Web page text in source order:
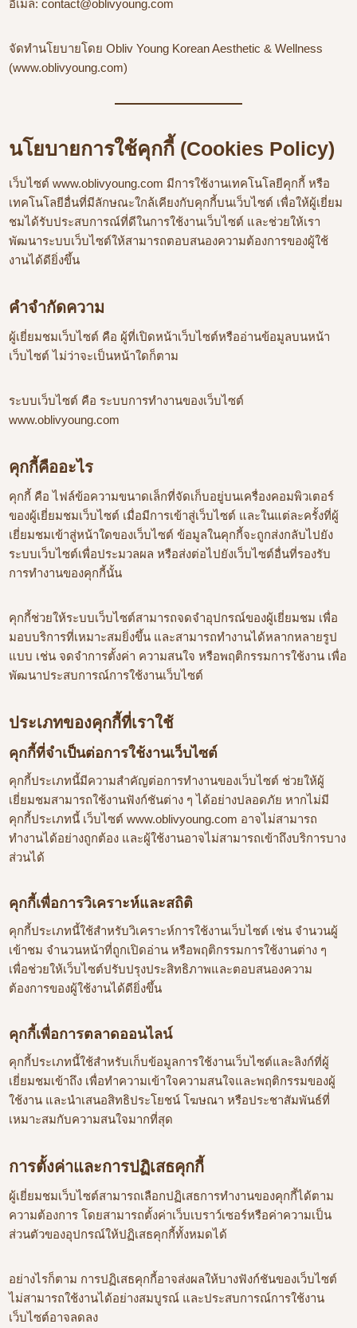
อีเมล:contact@oblivyoung.com
จัดทำนโยบายโดย Obliv Young Korean Aesthetic & Wellness
(www.oblivyoung.com)
นโยบายการใช้คุกกี้ (Cookies Policy)
เว็บไซต์ www.oblivyoung.com มีการใช้งานเทคโนโลยีคุกกี้ หรือ
เทคโนโลยีอื่นที่มีลักษณะใกล้เคียงกับคุกกี้บนเว็บไซต์ เพื่อให้ผู้เยี่ยม
ชมได้รับประสบการณ์ที่ดีในการใช้งานเว็บไซต์ และช่วยให้เรา
พัฒนาระบบเว็บไซต์ให้สามารถตอบสนองความต้องการของผู้ใช้
งานได้ดียิ่งขึ้น
คำจำกัดความ
ผู้เยี่ยมชมเว็บไซต์ คือ ผู้ที่เปิดหน้าเว็บไซต์หรืออ่านข้อมูลบนหน้า
เว็บไซต์ ไม่ว่าจะเป็นหน้าใดก็ตาม
ระบบเว็บไซต์ คือ ระบบการทำงานของเว็บไซต์
www.oblivyoung.com
คุกกี้คืออะไร
คุกกี้ คือ ไฟล์ข้อความขนาดเล็กที่จัดเก็บอยู่บนเครื่องคอมพิวเตอร์
ของผู้เยี่ยมชมเว็บไซต์ เมื่อมีการเข้าสู่เว็บไซต์ และในแต่ละครั้งที่ผู้
เยี่ยมชมเข้าสู่หน้าใดของเว็บไซต์ ข้อมูลในคุกกี้จะถูกส่งกลับไปยัง
ระบบเว็บไซต์เพื่อประมวลผล หรือส่งต่อไปยังเว็บไซต์อื่นที่รองรับ
การทำงานของคุกกี้นั้น
คุกกี้ช่วยให้ระบบเว็บไซต์สามารถจดจำอุปกรณ์ของผู้เยี่ยมชม เพื่อ
มอบบริการที่เหมาะสมยิ่งขึ้น และสามารถทำงานได้หลากหลายรูป
แบบ เช่น จดจำการตั้งค่า ความสนใจ หรือพฤติกรรมการใช้งาน เพื่อ
พัฒนาประสบการณ์การใช้งานเว็บไซต์
ประเภทของคุกกี้ที่เราใช้
คุกกี้ที่จำเป็นต่อการใช้งานเว็บไซต์
คุกกี้ประเภทนี้มีความสำคัญต่อการทำงานของเว็บไซต์ ช่วยให้ผู้
เยี่ยมชมสามารถใช้งานฟังก์ชันต่าง ๆ ได้อย่างปลอดภัย หากไม่มี
คุกกี้ประเภทนี้ เว็บไซต์ www.oblivyoung.com อาจไม่สามารถ
ทำงานได้อย่างถูกต้อง และผู้ใช้งานอาจไม่สามารถเข้าถึงบริการบาง
ส่วนได้
คุกกี้เพื่อการวิเคราะห์และสถิติ
คุกกี้ประเภทนี้ใช้สำหรับวิเคราะห์การใช้งานเว็บไซต์ เช่น จำนวนผู้
เข้าชม จำนวนหน้าที่ถูกเปิดอ่าน หรือพฤติกรรมการใช้งานต่าง ๆ
เพื่อช่วยให้เว็บไซต์ปรับปรุงประสิทธิภาพและตอบสนองความ
ต้องการของผู้ใช้งานได้ดียิ่งขึ้น
คุกกี้เพื่อการตลาดออนไลน์
คุกกี้ประเภทนี้ใช้สำหรับเก็บข้อมูลการใช้งานเว็บไซต์และลิงก์ที่ผู้
เยี่ยมชมเข้าถึง เพื่อทำความเข้าใจความสนใจและพฤติกรรมของผู้
ใช้งาน และนำเสนอสิทธิประโยชน์ โฆษณา หรือประชาสัมพันธ์ที่
เหมาะสมกับความสนใจมากที่สุด
การตั้งค่าและการปฏิเสธคุกกี้
ผู้เยี่ยมชมเว็บไซต์สามารถเลือกปฏิเสธการทำงานของคุกกี้ได้ตาม
ความต้องการ โดยสามารถตั้งค่าเว็บเบราว์เซอร์หรือค่าความเป็น
ส่วนตัวของอุปกรณ์ให้ปฏิเสธคุกกี้ทั้งหมดได้
อย่างไรก็ตาม การปฏิเสธคุกกี้อาจส่งผลให้บางฟังก์ชันของเว็บไซต์
ไม่สามารถใช้งานได้อย่างสมบูรณ์ และประสบการณ์การใช้งาน
เว็บไซต์อาจลดลง